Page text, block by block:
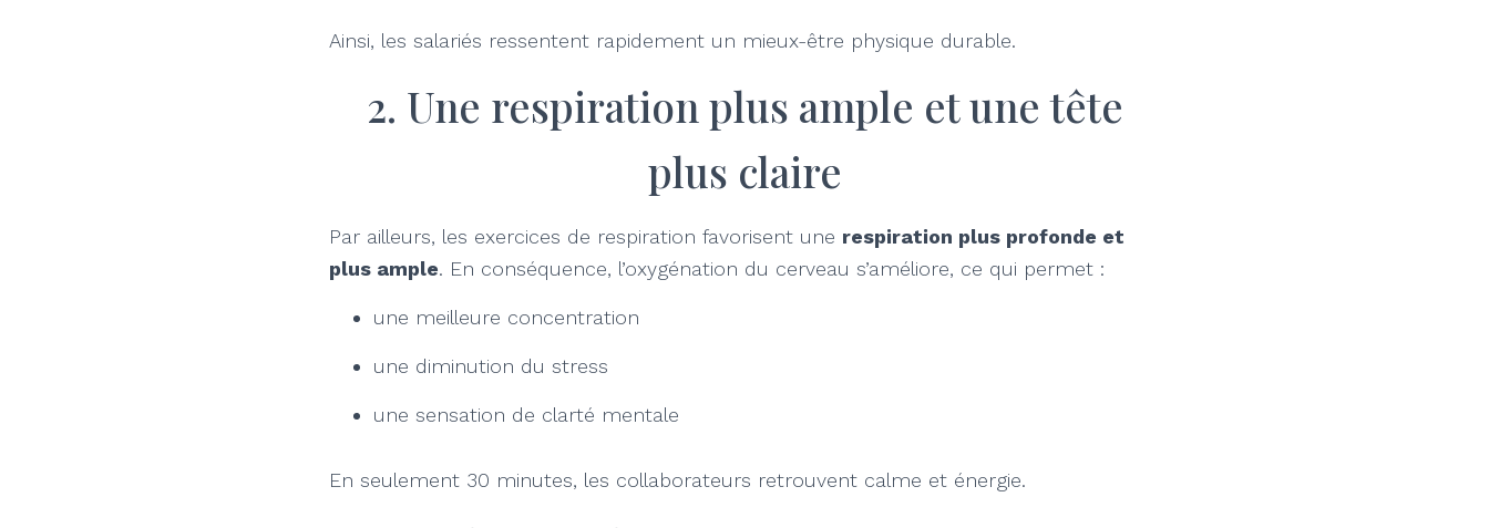
Ainsi, les salariés ressentent rapidement un mieux-être physique durable.
2. Une respiration plus ample et une tête
plus claire
Par ailleurs, les exercices de respiration favorisent une respiration plus profonde et
plus ample. En conséquence, l’oxygénation du cerveau s’améliore, ce qui permet :
une meilleure concentration
une diminution du stress
une sensation de clarté mentale
En seulement 30 minutes, les collaborateurs retrouvent calme et énergie.